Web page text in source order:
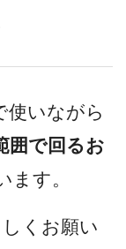
使いながら
囲で回るお
ます。
くお願い